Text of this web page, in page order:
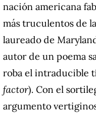
nación americana
más truculentos de
laureado de
autor de un poema
roba el intraducible
factor). Con el
argumento